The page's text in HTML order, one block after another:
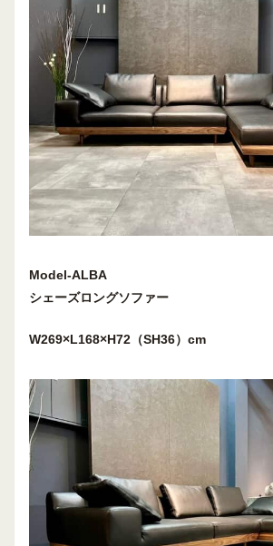
Model-ALBA
シェーズロングソファー
W269×L168×H72（SH36）cm